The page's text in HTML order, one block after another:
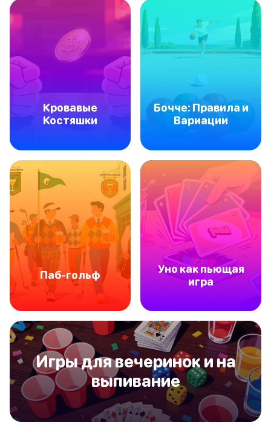
Кровавые
Костяшки
Бочче: Правила и
Вариации
Паб-гольф
Уно как пьющая
игра
Игры для вечеринок и на
выпивание